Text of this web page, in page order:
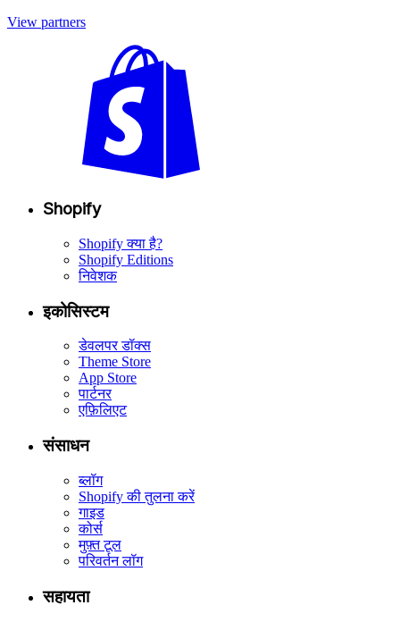
View partners
Shopify
Shopify क्या है?
Shopify Editions
निवेशक
इकोसिस्टम
डेवलपर डॉक्स
Theme Store
App Store
पार्टनर
एफ़िलिएट
संसाधन
ब्लॉग
Shopify की तुलना करें
गाइड
कोर्स
मुफ़्त टूल
परिवर्तन लॉग
सहायता